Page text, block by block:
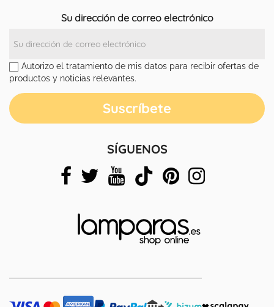
Su dirección de correo electrónico
Autorizo el tratamiento de mis datos para recibir ofertas de
productos y noticias relevantes.
SÍGUENOS